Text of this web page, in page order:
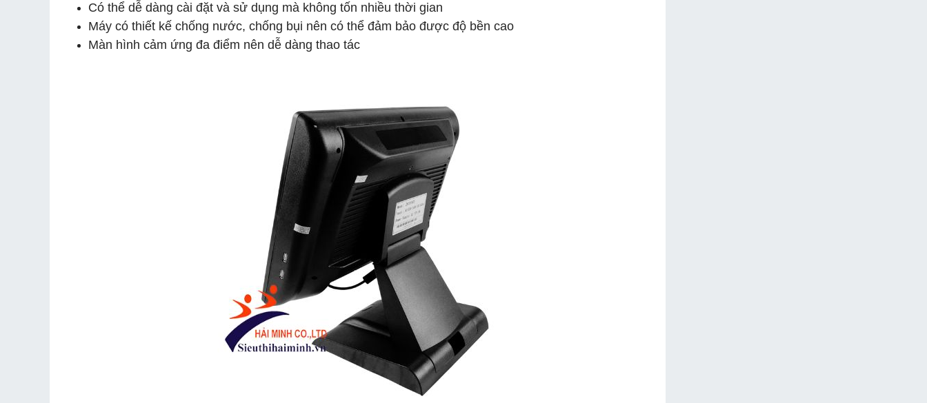
Có thể dễ dàng cài đặt và sử dụng mà không tốn nhiều thời gian
Máy có thiết kế chống nước, chống bụi nên có thể đảm bảo được độ bền cao
Màn hình cảm ứng đa điểm nên dễ dàng thao tác